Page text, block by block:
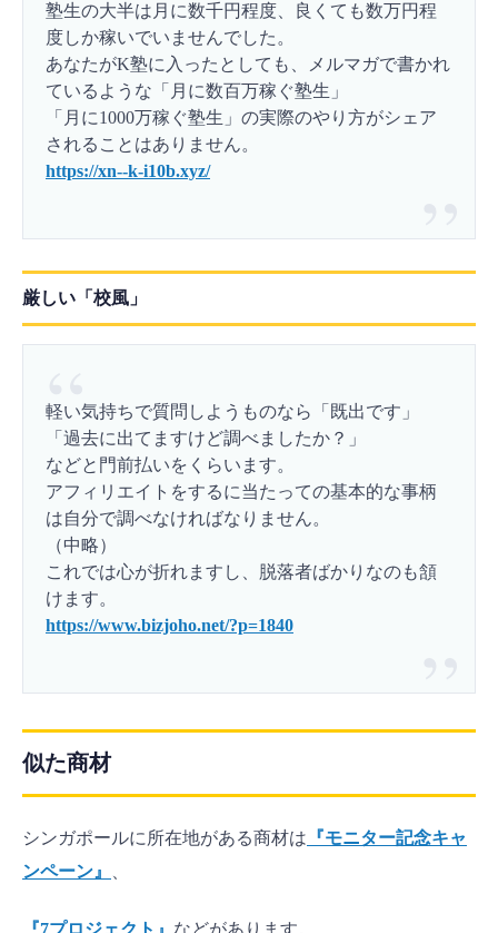
塾生の大半は月に数千円程度、良くても数万円程
度しか稼いでいませんでした。
あなたがK塾に入ったとしても、メルマガで書かれ
ているような「月に数百万稼ぐ塾生」
「月に1000万稼ぐ塾生」の実際のやり方がシェア
されることはありません。
https://xn--k-i10b.xyz/
厳しい「校風」
軽い気持ちで質問しようものなら「既出です」
「過去に出てますけど調べましたか？」
などと門前払いをくらいます。
アフィリエイトをするに当たっての基本的な事柄
は自分で調べなければなりません。
（中略）
これでは心が折れますし、脱落者ばかりなのも頷
けます。
https://www.bizjoho.net/?p=1840
似た商材
シンガポールに所在地がある商材は 『モニター記念キャ
ンペーン』
『7プロジェクト』 などがあります。